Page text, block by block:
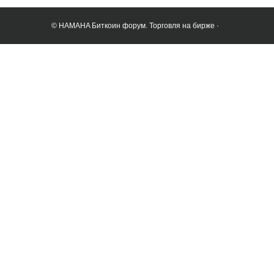
© HAMAHA Биткоин форум. Торговля на бирже ·